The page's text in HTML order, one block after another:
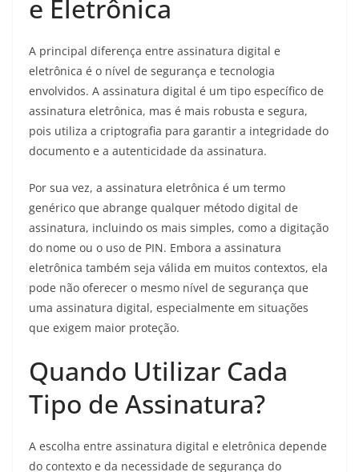
e Eletrônica
A principal diferença entre assinatura digital e
eletrônica é o nível de segurança e tecnologia
envolvidos. A assinatura digital é um tipo específico de
assinatura eletrônica, mas é mais robusta e segura,
pois utiliza a criptografia para garantir a integridade do
documento e a autenticidade da assinatura.
Por sua vez, a assinatura eletrônica é um termo
genérico que abrange qualquer método digital de
assinatura, incluindo os mais simples, como a digitação
do nome ou o uso de PIN. Embora a assinatura
eletrônica também seja válida em muitos contextos, ela
pode não oferecer o mesmo nível de segurança que
uma assinatura digital, especialmente em situações
que exigem maior proteção.
Quando Utilizar Cada
Tipo de Assinatura?
A escolha entre assinatura digital e eletrônica depende
do contexto e da necessidade de segurança do